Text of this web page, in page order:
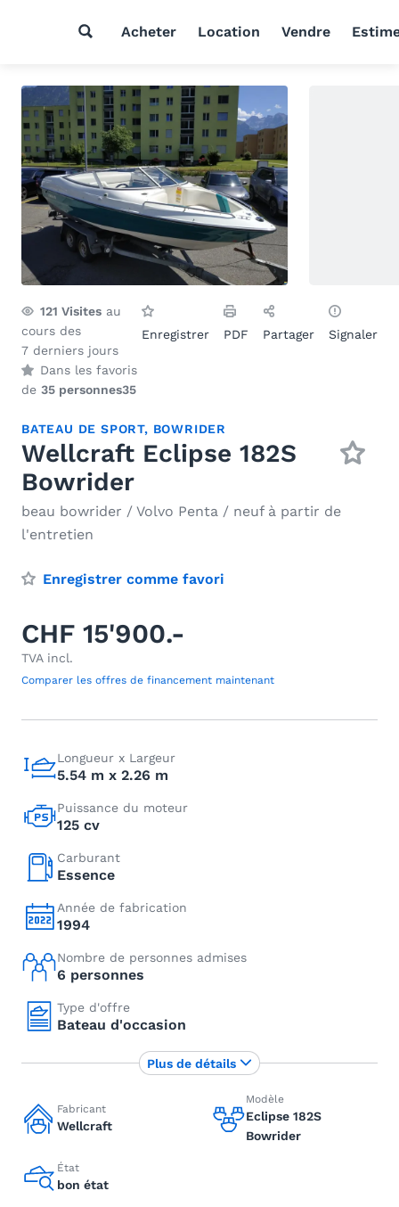
Acheter Location Vendre
121 Visites au
cours des
7 derniers jours
Dans les favoris
de 35 personnes35
Enregistrer PDF Partager Signaler
BATEAU DE SPORT, BOWRIDER
Wellcraft Eclipse 182S
Bowrider
beau bowrider / Volvo Penta / neuf à partir de
l'entretien
Enregistrer comme favori
CHF 15'900.-
TVA incl.
Comparer les offres de financement maintenant
Longueur x Largeur
5.54 m x 2.26 m
Puissance du moteur
125 cv
Carburant
Essence
Année de fabrication
1994
Nombre de personnes admises
6 personnes
Type d'offre
Bateau d'occasion
Fabricant
Wellcraft
Modèle
Eclipse 182S
Bowrider
État
bon état
Plus de détails